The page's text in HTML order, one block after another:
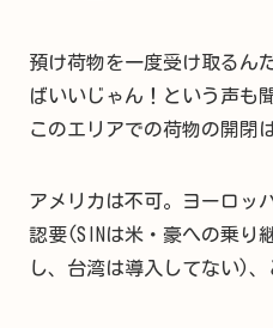
預け荷物を一度受け取るん
ばいいじゃん！という声も
このエリアでの荷物の開閉
アメリカは不可。ヨーロッ
認要(SINは米・豪への乗り
し、台湾は導入してない)、